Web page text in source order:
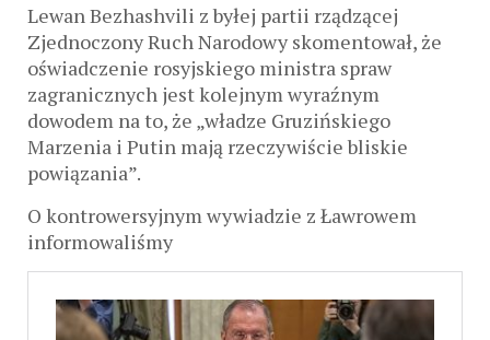
Lewan Bezhashvili z byłej partii rządzącej
Zjednoczony Ruch Narodowy skomentował, że
oświadczenie rosyjskiego ministra spraw
zagranicznych jest kolejnym wyraźnym
dowodem na to, że „władze Gruzińskiego
Marzenia i Putin mają rzeczywiście bliskie
powiązania”.
O kontrowersyjnym wywiadzie z Ławrowem
informowaliśmy